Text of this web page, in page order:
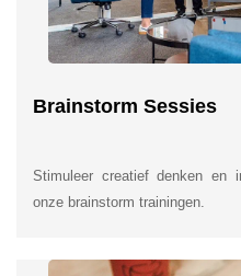
Brainstorm Sessies
Stimuleer creatief denken en
onze brainstorm trainingen.